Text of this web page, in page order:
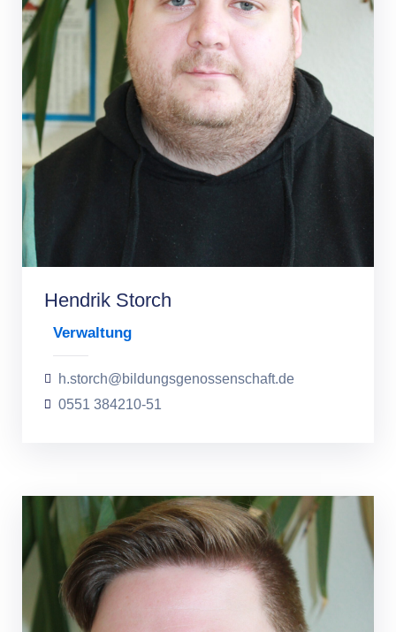
Hendrik Storch
Verwaltung
h.storch@bildungsgenossenschaft.de
0551 384210-51